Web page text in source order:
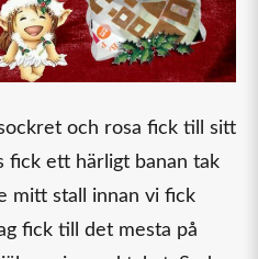
och rosa fick till sitt
fick ett härligt banan tak
mitt stall innan vi fick
fick till det mesta på